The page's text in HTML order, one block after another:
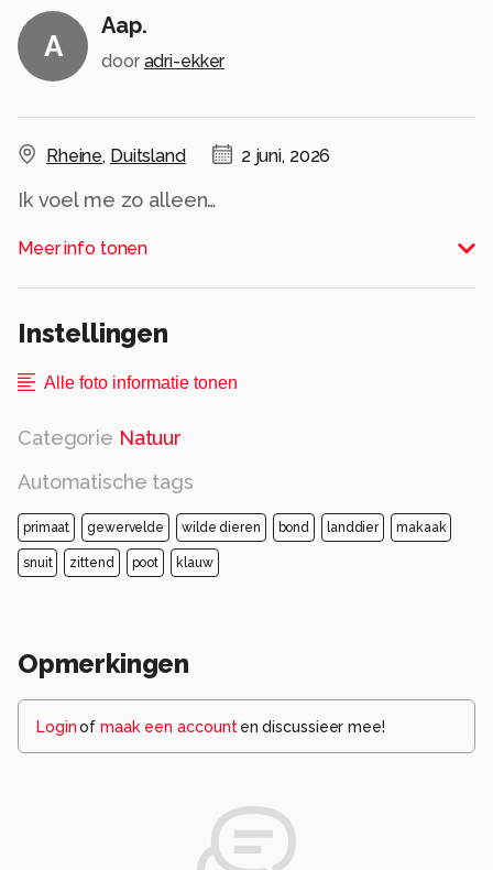
A
Aap.
door adri-ekker
Rheine, Duitsland 2 juni, 2026
Ik voel me zo alleen…
Alle rechten voorbehouden
Meer info tonen
Instellingen
Alle foto informatie tonen
Categorie Natuur
Automatische tags
primaat gewervelde wilde dieren bond landdier makaak
snuit zittend poot klauw
Opmerkingen
Loginof maak een account en discussieer mee!